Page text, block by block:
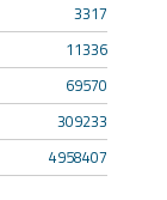
3317
11336
69570
309233
4958407